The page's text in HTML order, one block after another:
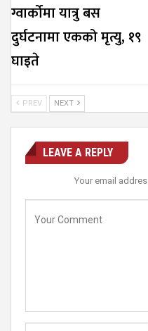
ग्वार्कोमा यात्रु बस
दुर्घटनामा एकको मृत्यु, १९
घाइते
PREV NEXT
LEAVE A REPLY
Your email